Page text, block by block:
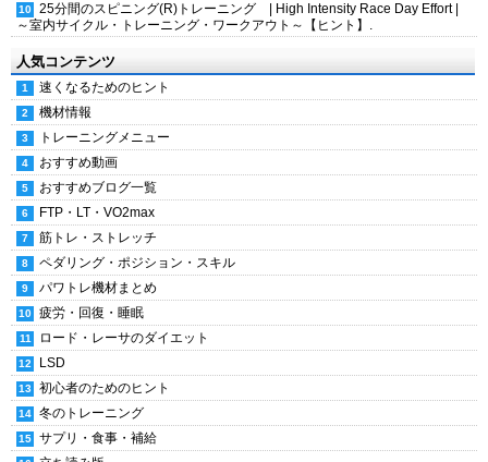
25分間のスピニング(R)トレーニング | High Intensity Race Day Effort |
～室内サイクル・トレーニング・ワークアウト～【ヒント】.
人気コンテンツ
速くなるためのヒント
機材情報
トレーニングメニュー
おすすめ動画
おすすめブログ一覧
FTP・LT・VO2max
筋トレ・ストレッチ
ペダリング・ポジション・スキル
パワトレ機材まとめ
疲労・回復・睡眠
ロード・レーサのダイエット
LSD
初心者のためのヒント
冬のトレーニング
サプリ・食事・補給